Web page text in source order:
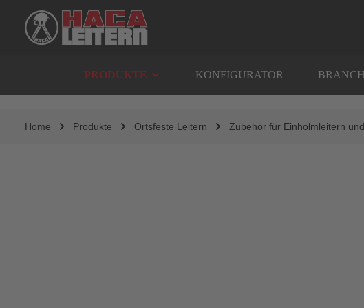
Zur Hauptnavigation springen
PRODUKTE KONFIGURATOR
Home Produkte Ortsfeste Leitern Zubehör für Einholmleitern